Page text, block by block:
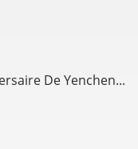
De Yenchen...